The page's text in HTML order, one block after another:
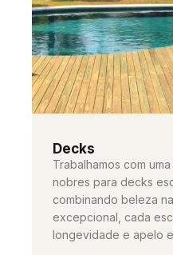
Decks
Trabalhamos com
nobres para decks
combinando beleza
excepcional, cada
longevidade e apelo